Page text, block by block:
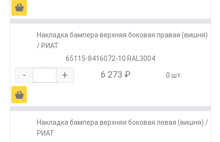
Ä
Накладка бампера верхняя боковая правая (вишня)
/ РИАТ
65115-8416072-10 RAL3004
- + 6 273 ₽ 0 шт.
Ä
Накладка бампера верхняя боковая левая (вишня) /
РИАТ